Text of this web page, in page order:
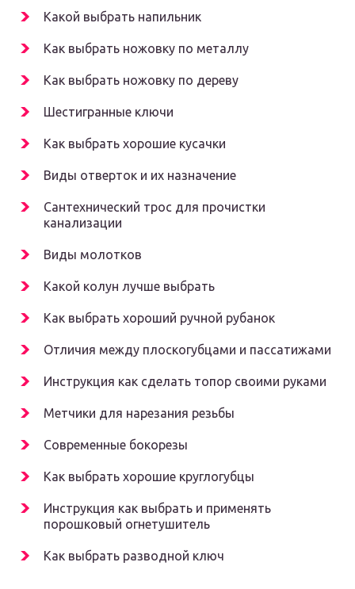
Какой выбрать напильник
Как выбрать ножовку по металлу
Как выбрать ножовку по дереву
Шестигранные ключи
Как выбрать хорошие кусачки
Виды отверток и их назначение
Сантехнический трос для прочистки
канализации
Виды молотков
Какой колун лучше выбрать
Как выбрать хороший ручной рубанок
Отличия между плоскогубцами и пассатижами
Инструкция как сделать топор своими руками
Метчики для нарезания резьбы
Современные бокорезы
Как выбрать хорошие круглогубцы
Инструкция как выбрать и применять
порошковый огнетушитель
Как выбрать разводной ключ